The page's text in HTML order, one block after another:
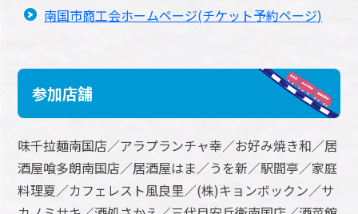
南国市商工会ホームページ(チケット予約ページ)
参加店舗
味千拉麺南国店／アラプランチャ幸／お好み焼き和／居
酒屋喰多朗南国店／居酒屋はま／うを新／駅間亭／家庭
料理夏／カフェレスト風良里／(株)キョンボックン／サ